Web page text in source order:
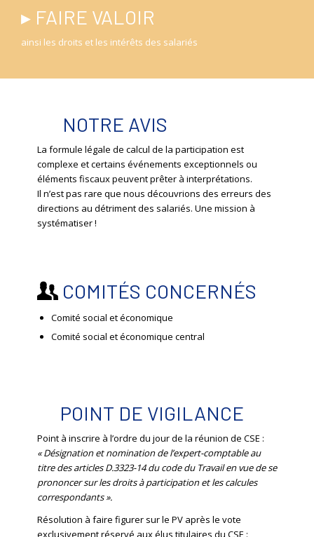
▸ FAIRE VALOIR
ainsi les droits et les intérêts des salariés
NOTRE AVIS
La formule légale de calcul de la participation est
complexe et certains événements exceptionnels ou
éléments fiscaux peuvent prêter à interprétations.
Il n’est pas rare que nous découvrions des erreurs des
directions au détriment des salariés. Une mission à
systématiser !
COMITÉS CONCERNÉS
Comité social et économique
Comité social et économique central
POINT DE VIGILANCE
Point à inscrire à l’ordre du jour de la réunion de CSE :
« Désignation et nomination de l’expert-comptable au
titre des articles D.3323-14 du code du Travail en vue de se
prononcer sur les droits à participation et les calcules
correspondants ».
Résolution à faire figurer sur le PV après le vote
exclusivement réservé aux élus titulaires du CSE :